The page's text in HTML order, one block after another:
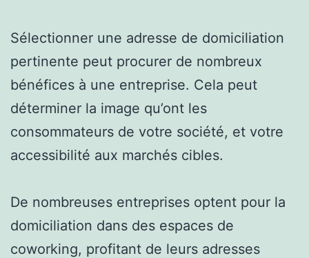
Sélectionner une adresse de domiciliation
pertinente peut procurer de nombreux
bénéfices à une entreprise. Cela peut
déterminer la image qu’ont les
consommateurs de votre société, et votre
accessibilité aux marchés cibles.
De nombreuses entreprises optent pour la
domiciliation dans des espaces de
coworking, profitant de leurs adresses